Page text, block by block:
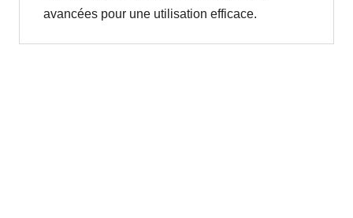
avancées pour une utilisation efficace.